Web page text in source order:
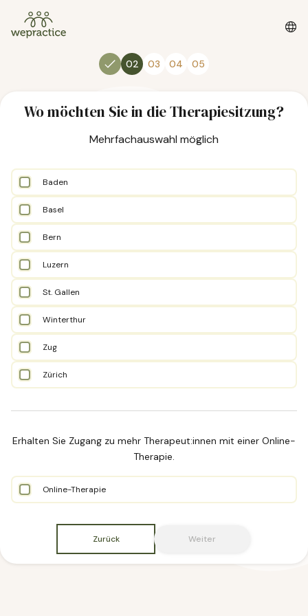
02 03 04 05
Wo möchten Sie in die Therapiesitzung?
Mehrfachauswahl möglich
Baden
Basel
Bern
Luzern
St. Gallen
Winterthur
Zug
Zürich
Erhalten Sie Zugang zu mehr Therapeut:innen mit einer Online-
Therapie.
Online-Therapie
Zurück Weiter